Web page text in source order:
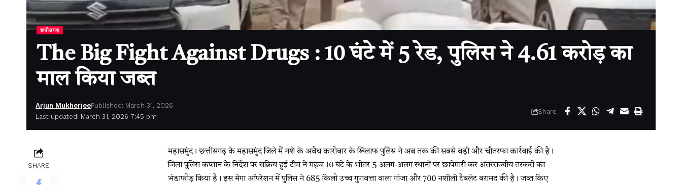
छत्तीसगढ़
The Big Fight Against Drugs : 10 घंटे में 5 रेड, पुलिस ने 4.61 करोड़ का
माल किया जब्त
Last updated: March 31, 2026 7:45 pm
Arjun MukherjeePublished: March 31, 2026
Share
SHARE
महासमुंद। छत्तीसगढ़ के महासमुंद जिले में नशे के अवैध कारोबार के खिलाफ पुलिस ने अब तक की सबसे बड़ी और चौतरफा कार्रवाई की है।
जिला पुलिस कप्तान के निर्देश पर सक्रिय हुई टीम ने महज 10 घंटे के भीतर 5 अलग-अलग स्थानों पर छापेमारी कर अंतरराज्यीय तस्करी का
भंडाफोड़ किया है। इस मेगा ऑपरेशन में पुलिस ने 685 किलो उच्च गुणवत्ता वाला गांजा और 700 नशीली टैबलेट बरामद की है। जब्त किए